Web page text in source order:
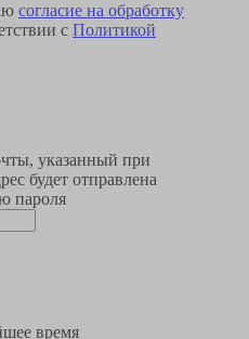
согласие на обработку
с Политикой
указанный при
будет отправлена
пароля
время